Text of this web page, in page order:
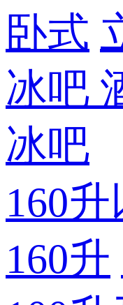
卧式
冰吧
冰吧
160
160升